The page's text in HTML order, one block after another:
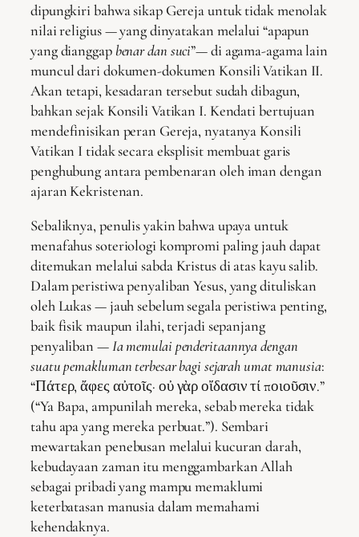
dipungkiri bahwa sikap Gereja untuk tidak menolak
nilai religius — yang dinyatakan melalui “apapun
yang dianggap benar dan suci”— di agama-agama lain
muncul dari dokumen-dokumen Konsili Vatikan II.
Akan tetapi, kesadaran tersebut sudah dibagun,
bahkan sejak Konsili Vatikan I. Kendati bertujuan
mendefinisikan peran Gereja, nyatanya Konsili
Vatikan I tidak secara eksplisit membuat garis
penghubung antara pembenaran oleh iman dengan
ajaran Kekristenan.
Sebaliknya, penulis yakin bahwa upaya untuk
menafahus soteriologi kompromi paling jauh dapat
ditemukan melalui sabda Kristus di atas kayu salib.
Dalam peristiwa penyaliban Yesus, yang dituliskan
oleh Lukas — jauh sebelum segala peristiwa penting,
baik fisik maupun ilahi, terjadi sepanjang
penyaliban —Ia memulai penderitaannya dengan
suatu pemakluman terbesar bagi sejarah umat manusia:
“Πάτερ, ἄφες αὐτοῖς· οὐ γὰρ οἴδασιν τί ποιοῦσιν.”
(“Ya Bapa, ampunilah mereka, sebab mereka tidak
tahu apa yang mereka perbuat.”). Sembari
mewartakan penebusan melalui kucuran darah,
kebudayaan zaman itu menggambarkan Allah
sebagai pribadi yang mampu memaklumi
keterbatasan manusia dalam memahami
kehendaknya.